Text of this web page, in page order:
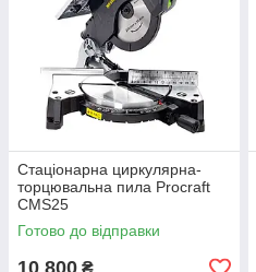
Стаціонарна циркулярна-
торцювальна пила Procraft
CMS25
Готово до відправки
10 800 ₴